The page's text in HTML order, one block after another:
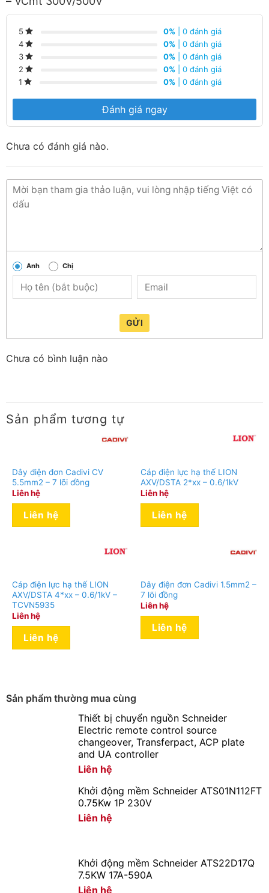
5 0% | 0 đánh giá
4
0% | 0 đánh giá
3
0% | 0 đánh giá
2
0% | 0 đánh giá
1
0% | 0 đánh giá
Đánh giá ngay
Chưa có đánh giá nào.
Anh Chị
GỬI
Chưa có bình luận nào
Sản phẩm tương tự
Dây điện đơn Cadivi CV
5.5mm2 – 7 lõi đồng
Liên hệ
Liên hệ
Cáp điện lực hạ thế LION
AXV/DSTA 2*xx – 0.6/1kV
Liên hệ
Liên hệ
Cáp điện lực hạ thế LION
AXV/DSTA 4*xx – 0.6/1kV –
TCVN5935
Liên hệ
Liên hệ
Dây điện đơn Cadivi 1.5mm2 –
7 lõi đồng
Liên hệ
Liên hệ
Sản phẩm thường mua cùng
Thiết bị chuyển nguồn Schneider
Electric remote control source
changeover, Transferpact, ACP plate
and UA controller
Liên hệ
Khởi động mềm Schneider ATS01N112FT
0.75Kw 1P 230V
Liên hệ
Khởi động mềm Schneider ATS22D17Q
7.5KW 17A-590A
Liên hệ